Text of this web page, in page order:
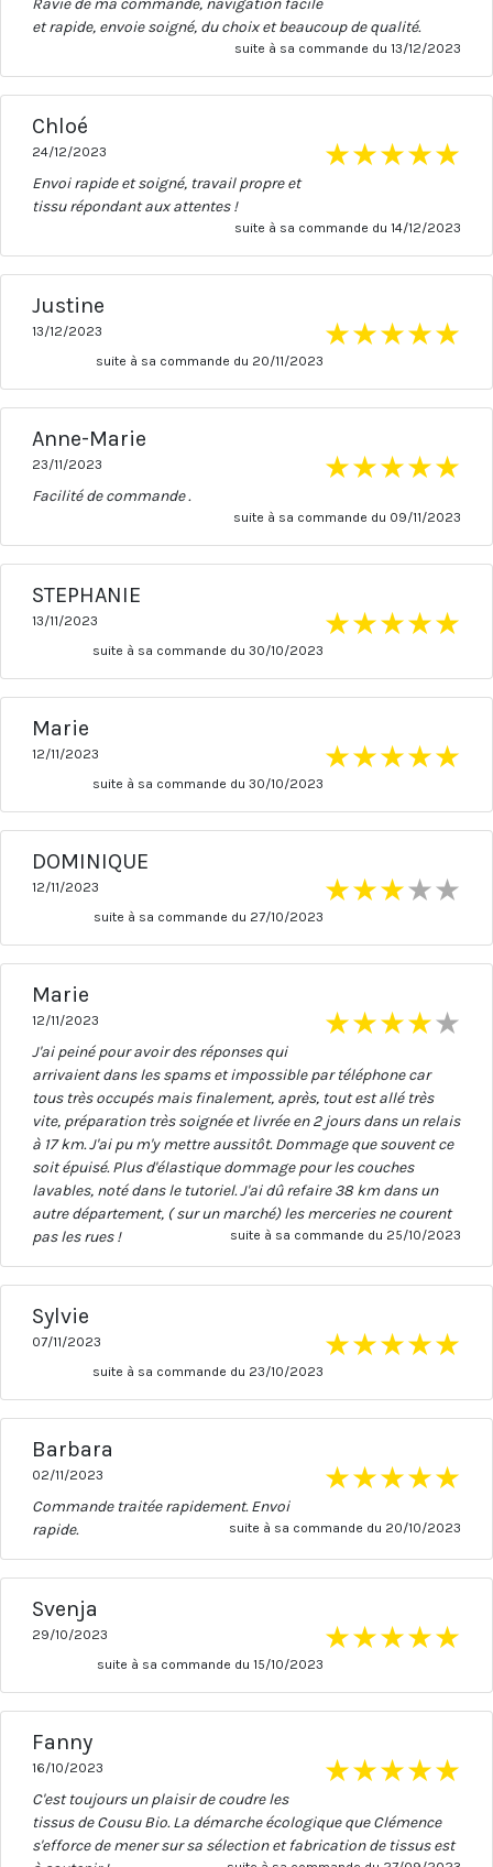
Ravie de ma commande, navigation facile
et rapide, envoie soigné, du choix et beaucoup de qualité.
suite à sa commande du 13/12/2023
Chloé
24/12/2023 ★★★★★
Envoi rapide et soigné, travail propre et
tissu répondant aux attentes !
suite à sa commande du 14/12/2023
Justine
13/12/2023 ★★★★★
suite à sa commande du 20/11/2023
Anne-Marie
23/11/2023 ★★★★★
Facilité de commande .
suite à sa commande du 09/11/2023
STEPHANIE
13/11/2023 ★★★★★
suite à sa commande du 30/10/2023
Marie
12/11/2023 ★★★★★
suite à sa commande du 30/10/2023
DOMINIQUE
12/11/2023 ★★★★★
suite à sa commande du 27/10/2023
Marie
12/11/2023 ★★★★★
J'ai peiné pour avoir des réponses qui
arrivaient dans les spams et impossible par téléphone car
tous très occupés mais finalement, après, tout est allé très
vite, préparation très soignée et livrée en 2 jours dans un relais
à 17 km. J'ai pu m'y mettre aussitôt. Dommage que souvent ce
soit épuisé. Plus d'élastique dommage pour les couches
lavables, noté dans le tutoriel. J'ai dû refaire 38 km dans un
autre département, ( sur un marché) les merceries ne courent
pas les rues !
suite à sa commande du 25/10/2023
Sylvie
07/11/2023 ★★★★★
suite à sa commande du 23/10/2023
Barbara
02/11/2023 ★★★★★
Commande traitée rapidement. Envoi
rapide.
suite à sa commande du 20/10/2023
Svenja
29/10/2023 ★★★★★
suite à sa commande du 15/10/2023
Fanny
16/10/2023 ★★★★★
C'est toujours un plaisir de coudre les
tissus de Cousu Bio. La démarche écologique que Clémence
s'efforce de mener sur sa sélection et fabrication de tissus est